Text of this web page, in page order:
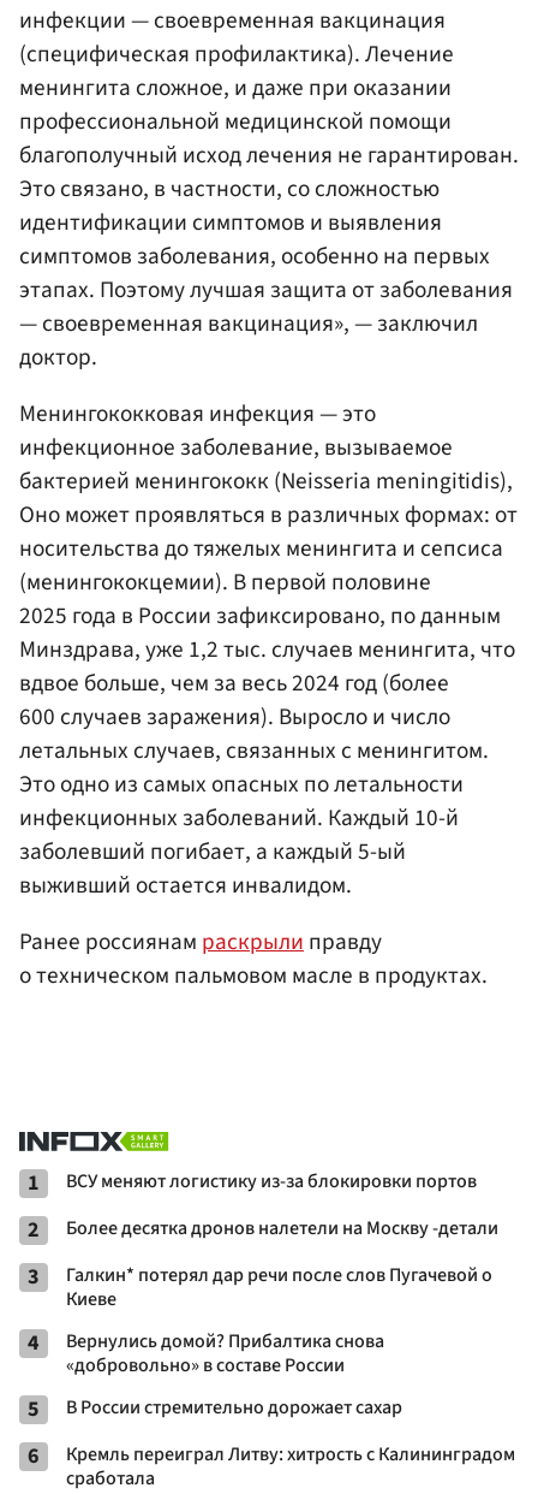
инфекции — своевременная вакцинация
(специфическая профилактика). Лечение
менингита сложное, и даже при оказании
профессиональной медицинской помощи
благополучный исход лечения не гарантирован.
Это связано, в частности, со сложностью
идентификации симптомов и выявления
симптомов заболевания, особенно на первых
этапах. Поэтому лучшая защита от заболевания
— своевременная вакцинация», — заключил
доктор.
Менингококковая инфекция — это
инфекционное заболевание, вызываемое
бактерией менингококк (Neisseria meningitidis),
Оно может проявляться в различных формах: от
носительства до тяжелых менингита и сепсиса
(менингококцемии). В первой половине
2025 года в России зафиксировано, по данным
Минздрава, уже 1,2 тыс. случаев менингита, что
вдвое больше, чем за весь 2024 год (более
600 случаев заражения). Выросло и число
летальных случаев, связанных с менингитом.
Это одно из самых опасных по летальности
инфекционных заболеваний. Каждый 10-й
заболевший погибает, а каждый 5-ый
выживший остается инвалидом.
Ранее россиянам раскрылиправду
о техническом пальмовом масле в продуктах.
1 ВСУ меняют логистику из-за блокировки портов
2 Более десятка дронов налетели на Москву -детали
3
Галкин* потерял дар речи после слов Пугачевой о
Киеве
4
Вернулись домой? Прибалтика снова
«добровольно» в составе России
5 В России стремительно дорожает сахар
6
Кремль переиграл Литву: хитрость с Калининградом
сработала